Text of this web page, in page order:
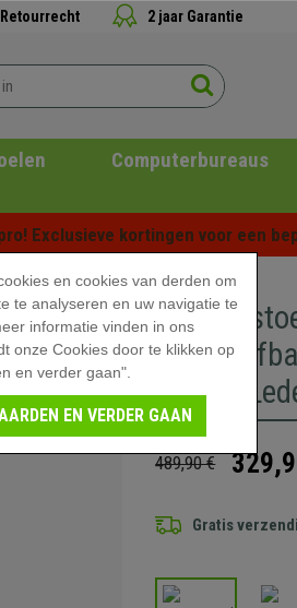
2 jaar Garantie
Computerbureaus
Exclusieve kortingen voor een
in grijs
489,90 €
Gratis
en cookies van derden om
te analyseren en uw navigatie te
informatie vinden in ons
onze Cookies door te klikken op
en verder gaan".
EN VERDER GAAN